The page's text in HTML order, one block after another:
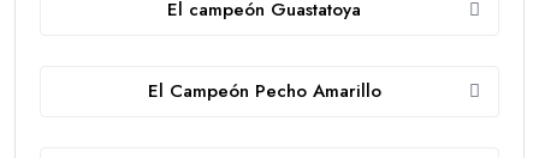
El campeón Guastatoya
El Campeón Pecho Amarillo